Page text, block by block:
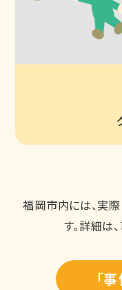
福岡市内には、実
す。詳細は
「